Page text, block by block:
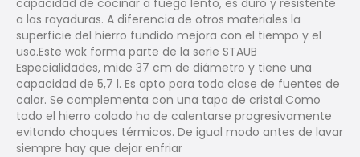
capacidad de cocinar a fuego lento, es duro y resistente
a las rayaduras. A diferencia de otros materiales la
superficie del hierro fundido mejora con el tiempo y el
uso.Este wok forma parte de la serie STAUB
Especialidades, mide 37 cm de diámetro y tiene una
capacidad de 5,7 l. Es apto para toda clase de fuentes de
calor. Se complementa con una tapa de cristal.Como
todo el hierro colado ha de calentarse progresivamente
evitando choques térmicos. De igual modo antes de lavar
siempre hay que dejar enfriar